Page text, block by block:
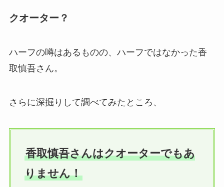
クオーター？
ハーフの噂はあるものの、ハーフではなかった香
取慎吾さん。
さらに深掘りして調べてみたところ、
香取慎吾さんはクオーターでもあ
りません！